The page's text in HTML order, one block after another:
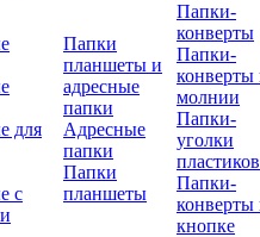
для
с
Папки
планшеты и
адресные
папки
Адресные
папки
Папки
планшеты
Папки-
конверты
Папки-
конверты
молнии
Папки-
уголки
Папки-
конверты
кнопке